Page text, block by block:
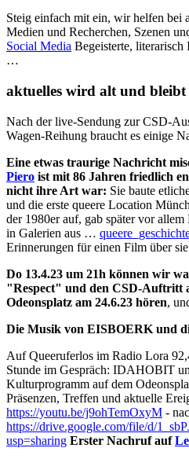
Steig einfach mit ein, wir helfen bei
Medien und Recherchen, Szenen
Social Media Begeisterte, literarisch
…
aktuelles wird alt und bleibt
Nach der live-Sendung zur CSD-
Wagen-Reihung braucht es einige
Eine etwas traurige Nachricht
Piero ist mit 86 Jahren friedlich
nicht ihre Art war: Sie baute
und die erste queere Location
der 1980er auf, gab später vor
in Galerien aus …
Erinnerungen für einen Film über sie
Do 13.4.23 um 21h können wir
"Respect" und den CSD-Auftritt
Odeonsplatz am 24.6.23 hören,
Die Musik von EISBOERK und
Auf Queeruferlos im Radio Lora
Stunde im Gespräch: IDAHOBIT
Kulturprogramm auf dem
Präsenzen, Treffen und aktuelle
https://youtu.be/j9ohTemOxyM -
https://drive.google.com/file/d/
usp=sharing Erster Nachruf auf